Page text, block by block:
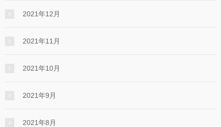
2021年12月
2021年11月
2021年10月
2021年9月
2021年8月